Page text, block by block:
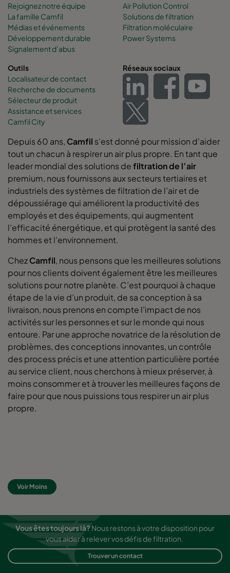
Rejoignez notre équipe
La famille Camfil
Médias et événements
Développement durable
Signalement d’abus
Air Pollution Control
Solutions de filtration
Filtration moléculaire
Power Systems
Outils
Localisateur de contact
Recherche de documents
Sélecteur de produit
Assistance et services
Camfil City
Réseaux sociaux
Depuis 60 ans, Camfil s’est donné pour mission d’aider
tout un chacun à respirer un air plus propre. En tant que
leader mondial des solutions defiltration de l’air
premium, nous fournissons aux secteurs tertiaires et
industriels des systèmes de filtration de l’air et de
dépoussiérage qui améliorent la productivité des
employés et des équipements, qui augmentent
l’efficacité énergétique, et qui protègent la santé des
hommes et l’environnement.
ChezCamfil, nous pensons que les meilleures solutions
pour nos clients doivent également être les meilleures
solutions pour notre planète. C’est pourquoi à chaque
étape de la vie d’un produit, de sa conception à sa
livraison, nous prenons en compte l’impact de nos
activités sur les personnes et sur le monde qui nous
entoure. Par une approche novatrice de la résolution de
problèmes, des conceptions innovantes, un contrôle
des process précis et une attention particulière portée
au service client, nous cherchons à mieux préserver, à
moins consommer et à trouver les meilleures façons de
faire pour que nous puissions tous respirer un air plus
propre.
Voir Moins
Vous êtes toujours là?Nous restons à votre disposition pour
vous aider à relever vos défis de filtration.
Trouver un contact